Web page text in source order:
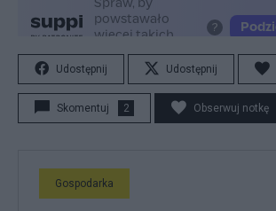
Udostępnij Udostępnij
Skomentuj 2 Obserwuj notkę
Gospodarka